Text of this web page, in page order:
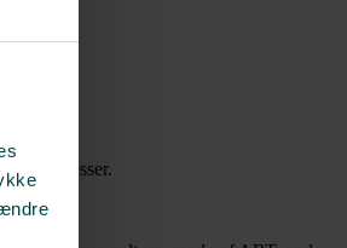
kongresser.